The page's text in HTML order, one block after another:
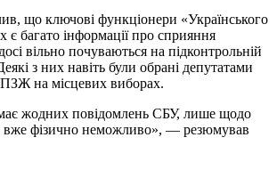
що ключові функціонери «Українського
багато інформації про сприяння
досі вільно почуваються на підконтрольній
з них навіть були обрані депутатами
на місцевих виборах.
жодних повідомлень СБУ, лише щодо
вже фізично неможливо», — резюмував